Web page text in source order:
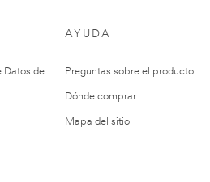
Datos de
AYUDA
Preguntas sobre el producto
Dónde comprar
Mapa del sitio